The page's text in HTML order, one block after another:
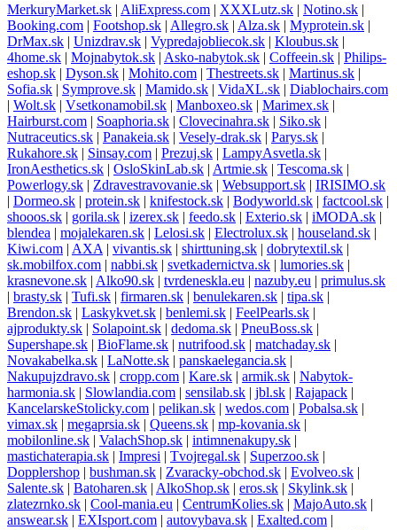
MerkuryMarket.sk | AliExpress.com | XXXLutz.sk | Notino.sk |
Booking.com | Footshop.sk | Allegro.sk | Alza.sk | Myprotein.sk |
DrMax.sk | Unizdrav.sk | Vypredajobliecok.sk | Kloubus.sk |
4home.sk | Mojnabytok.sk | Asko-nabytok.sk | Coffeein.sk | Philips-
eshop.sk | Dyson.sk | Mohito.com | Thestreets.sk | Martinus.sk |
Sofia.sk | Symprove.sk | Mamido.sk | VidaXL.sk | Diablochairs.com
| Wolt.sk | Vsetkonamobil.sk | Manboxeo.sk | Marimex.sk |
Hairburst.com | Soaphoria.sk | Clovecinahra.sk | Siko.sk |
Nutraceutics.sk | Panakeia.sk | Vesely-drak.sk | Parys.sk |
Rukahore.sk | Sinsay.com | Prezuj.sk | LampyAsvetla.sk |
IronAesthetics.sk | OsloSkinLab.sk | Artmie.sk | Tescoma.sk |
Powerlogy.sk | Zdravestravovanie.sk | Websupport.sk | IRISIMO.sk
| Dormeo.sk | protein.sk | knifestock.sk | Bodyworld.sk | factcool.sk |
shooos.sk | gorila.sk | izerex.sk | feedo.sk | Exterio.sk | iMODA.sk |
blendea | mojalekaren.sk | Lelosi.sk | Electrolux.sk | houseland.sk |
Kiwi.com | AXA | vivantis.sk | shirttuning.sk | dobrytextil.sk |
sk.mobilfox.com | nabbi.sk | svetkadernictva.sk | lumories.sk |
krasnevone.sk | Alko90.sk | tvrdeneskla.eu | nazuby.eu | primulus.sk
| brasty.sk | Tufi.sk | firmaren.sk | benulekaren.sk | tipa.sk |
Brendon.sk | Laskykvet.sk | benlemi.sk | FeelPearls.sk |
ajprodukty.sk | Solapoint.sk | dedoma.sk | PneuBoss.sk |
Supershape.sk | BioFlame.sk | nutrifood.sk | matchaday.sk |
Novakabelka.sk | LaNotte.sk | panskaelegancia.sk |
Nakupujzdravo.sk | cropp.com | Kare.sk | armik.sk | Nabytok-
harmonia.sk | Slowlandia.com | sensilab.sk | jbl.sk | Rajapack |
KancelarskeStolicky.com | pelikan.sk | wedos.com | Pobalsa.sk |
vimax.sk | megaprsia.sk | Queens.sk | mp-kovania.sk |
mobilonline.sk | ValachShop.sk | intimnenakupy.sk |
mastichaterapia.sk | Impresi | Tvojregal.sk | Superzoo.sk |
Dopplershop | bushman.sk | Zvaracky-obchod.sk | Evolveo.sk |
Salente.sk | Batoharen.sk | AlkoShop.sk | eros.sk | Skylink.sk |
zlatezrnko.sk | Cool-mania.eu | CentrumKolies.sk | MajoAuto.sk |
answear.sk | EXIsport.com | autovybava.sk | Exalted.com |